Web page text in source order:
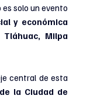
solo un evento
Tláhuac, Milpa
central de esta
la Ciudad de